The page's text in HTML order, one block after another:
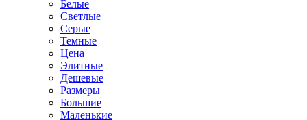
Белые
Светлые
Серые
Темные
Цена
Элитные
Дешевые
Размеры
Большие
Маленькие